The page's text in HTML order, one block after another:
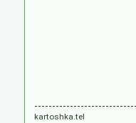
kartoshka.tel